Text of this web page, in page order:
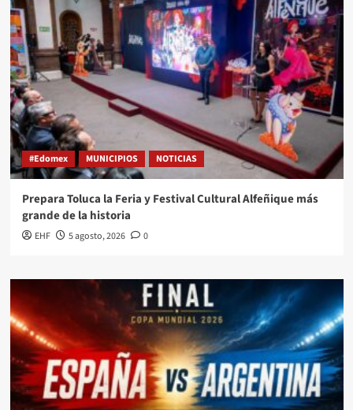
#Edomex MUNICIPIOS NOTICIAS
Prepara Toluca la Feria y Festival Cultural Alfeñique más
grande de la historia
EHF 5 agosto, 2026 0